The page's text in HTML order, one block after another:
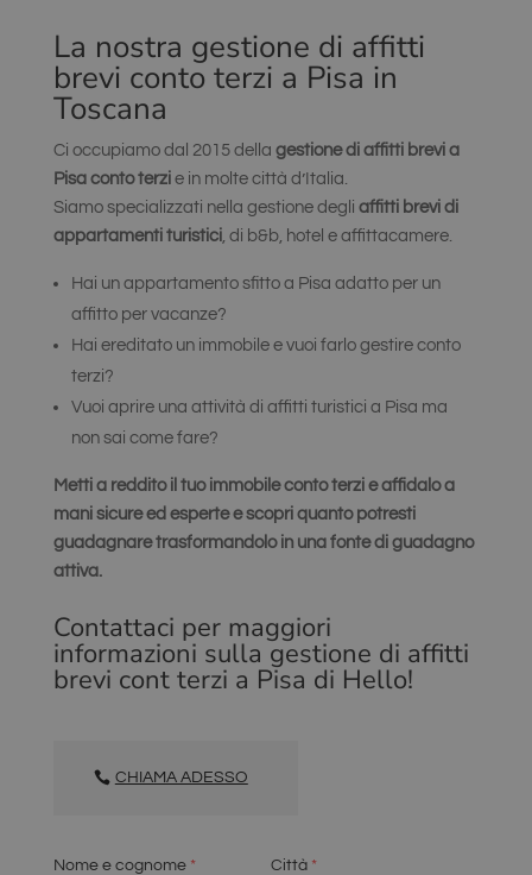
La nostra gestione di affitti
brevi conto terzi a Pisa in
Toscana
Ci occupiamo dal 2015 della gestione di affitti brevi a
Pisa conto terzie in molte città d’Italia.
Siamo specializzati nella gestione degli affitti brevi di
appartamenti turistici, di b&b, hotel e affittacamere.
Hai un appartamento sfitto a Pisa adatto per un
affitto per vacanze?
Hai ereditato un immobile e vuoi farlo gestire conto
terzi?
Vuoi aprire una attività di affitti turistici a Pisa ma
non sai come fare?
Metti a reddito il tuo immobile conto terzi e affidalo a
mani sicure ed esperte e scopri quanto potresti
guadagnare trasformandolo in una fonte di guadagno
attiva.
Contattaci per maggiori
informazioni sulla gestione di affitti
brevi cont terzi a Pisa di Hello!
CHIAMA ADESSO
Nome e cognome * Città *